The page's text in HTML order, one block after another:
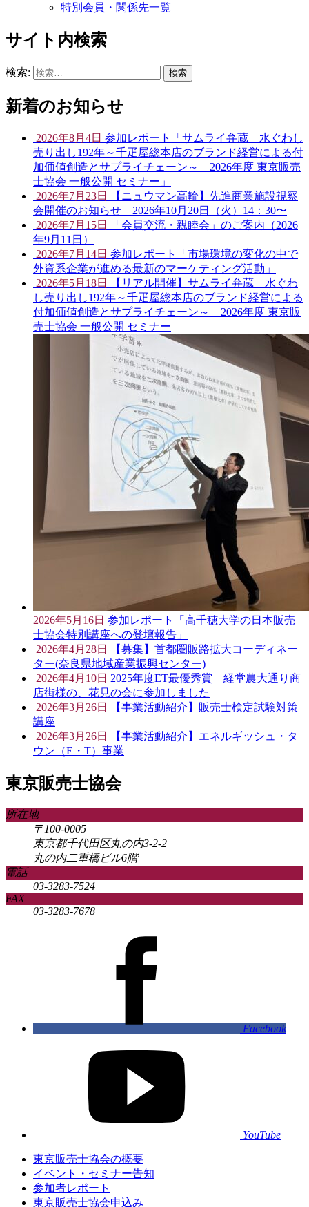
特別会員・関係先一覧
サイト内検索
検索:
新着のお知らせ
2026年8月4日 参加レポート「サムライ弁蔵 水ぐわし
売り出し192年～千疋屋総本店のブランド経営による付
加価値創造とサプライチェーン～ 2026年度 東京販売
士協会 一般公開 セミナー」
2026年7月23日
【ニュウマン高輪】先進商業施設視察
会開催のお知らせ 2026年10月20日（火）14：30〜
2026年7月15日
「会員交流・親睦会」のご案内（2026
年9月11日）
2026年7月14日 参加レポート「市場環境の変化の中で
外資系企業が進める最新のマーケティング活動」
2026年5月18日
【リアル開催】サムライ弁蔵 水ぐわ
し売り出し192年～千疋屋総本店のブランド経営による
付加価値創造とサプライチェーン～ 2026年度 東京販
売士協会 一般公開 セミナー
2026年5月16日 参加レポート「高千穂大学の日本販売
士協会特別講座への登壇報告」
2026年4月28日
【募集】首都圏販路拡大コーディネー
ター(奈良県地域産業振興センター)
2026年4月10日 2025年度ET最優秀賞 経堂農大通り商
店街様の、花見の会に参加しました
2026年3月26日
【事業活動紹介】販売士検定試験対策
講座
2026年3月26日
【事業活動紹介】エネルギッシュ・タ
ウン（E・T）事業
東京販売士協会
所在地
〒100-0005
東京都千代田区丸の内3-2-2
丸の内二重橋ビル6階
電話
03-3283-7524
FAX
03-3283-7678
Facebook
YouTube
東京販売士協会の概要
イベント・セミナー告知
参加者レポート
東京販売士協会申込み